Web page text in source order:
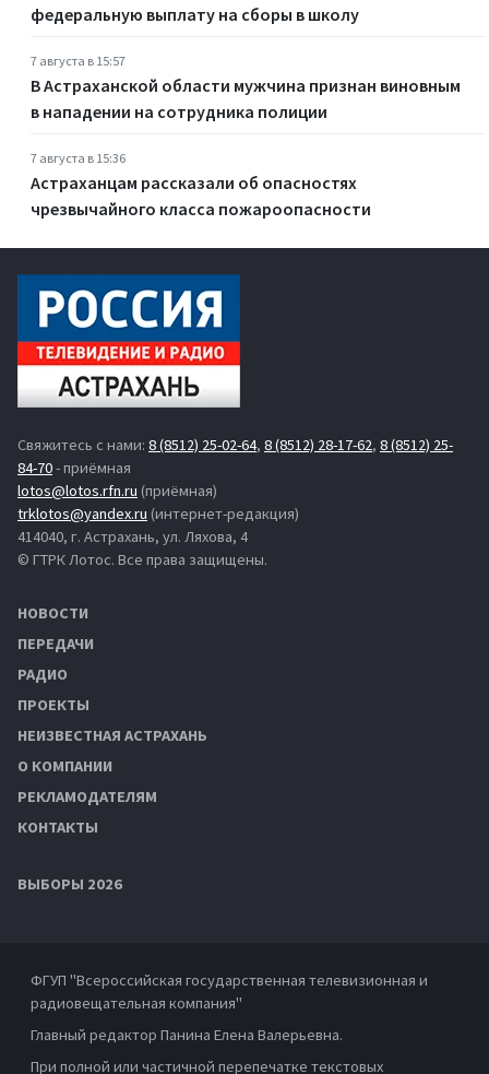
федеральную выплату на сборы в школу
7 августа в 15:57
В Астраханской области мужчина признан виновным
в нападении на сотрудника полиции
7 августа в 15:36
Астраханцам рассказали об опасностях
чрезвычайного класса пожароопасности
Свяжитесь с нами: 8 (8512) 25-02-64, 8 (8512) 28-17-62, 8 (8512) 25-
84-70- приёмная
lotos@lotos.rfn.ru (приёмная)
trklotos@yandex.ru (интернет-редакция)
414040, г. Астрахань, ул. Ляхова, 4
© ГТРК Лотос. Все права защищены.
НОВОСТИ
ПЕРЕДАЧИ
РАДИО
ПРОЕКТЫ
НЕИЗВЕСТНАЯ АСТРАХАНЬ
О КОМПАНИИ
РЕКЛАМОДАТЕЛЯМ
КОНТАКТЫ
ВЫБОРЫ 2026
ФГУП "Всероссийская государственная телевизионная и
радиовещательная компания"
Главный редактор Панина Елена Валерьевна.
При полной или частичной перепечатке текстовых